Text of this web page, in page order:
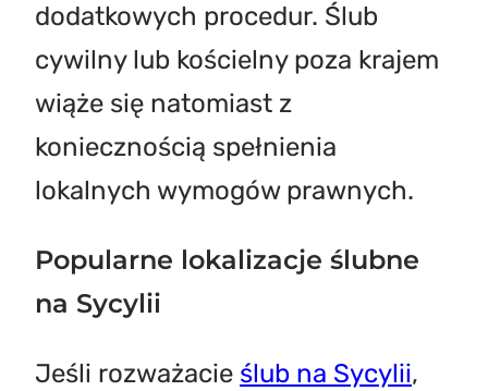
dodatkowych procedur. Ślub
cywilny lub kościelny poza krajem
wiąże się natomiast z
koniecznością spełnienia
lokalnych wymogów prawnych.
Popularne lokalizacje ślubne
na Sycylii
Jeśli rozważacie ślub na Sycylii,